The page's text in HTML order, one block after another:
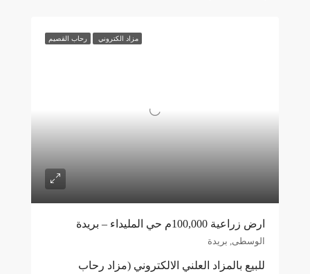
مزاد الكتروني رحاب القصيم
ارض زراعية 100,000م حي المليداء – بريدة
الوسطى, بريدة
للبيع بالمزاد العلني الالكتروني (مزاد رحاب